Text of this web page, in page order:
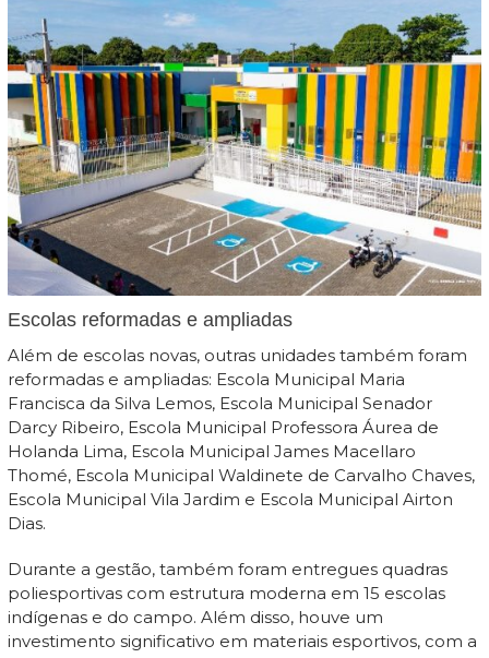
Escolas reformadas e ampliadas
Além de escolas novas, outras unidades também foram
reformadas e ampliadas: Escola Municipal Maria
Francisca da Silva Lemos, Escola Municipal Senador
Darcy Ribeiro, Escola Municipal Professora Áurea de
Holanda Lima, Escola Municipal James Macellaro
Thomé, Escola Municipal Waldinete de Carvalho Chaves,
Escola Municipal Vila Jardim e Escola Municipal Airton
Dias.
Durante a gestão, também foram entregues quadras
poliesportivas com estrutura moderna em 15 escolas
indígenas e do campo. Além disso, houve um
investimento significativo em materiais esportivos, com a